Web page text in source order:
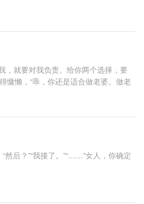
，就要对我负责。给你两个选择，要
慵懒，“乖，你还是适合做老婆。做老
后？”“我接了。”“……”女人，你确定